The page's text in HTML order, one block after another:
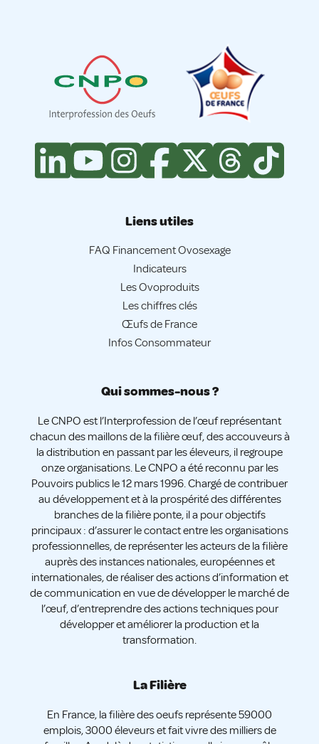
Liens utiles
FAQ Financement Ovosexage
Indicateurs
Les Ovoproduits
Les chiffres clés
Œufs de France
Infos Consommateur
Qui sommes-nous ?
Le CNPO est l’Interprofession de l’œuf représentant
chacun des maillons de la filière œuf, des accouveurs à
la distribution en passant par les éleveurs, il regroupe
onze organisations. Le CNPO a été reconnu par les
Pouvoirs publics le 12 mars 1996. Chargé de contribuer
au développement et à la prospérité des différentes
branches de la filière ponte, il a pour objectifs
principaux : d’assurer le contact entre les organisations
professionnelles, de représenter les acteurs de la filière
auprès des instances nationales, européennes et
internationales, de réaliser des actions d’information et
de communication en vue de développer le marché de
l’œuf, d’entreprendre des actions techniques pour
développer et améliorer la production et la
transformation.
La Filière
En France, la filière des oeufs représente 59000
emplois, 3000 éleveurs et fait vivre des milliers de